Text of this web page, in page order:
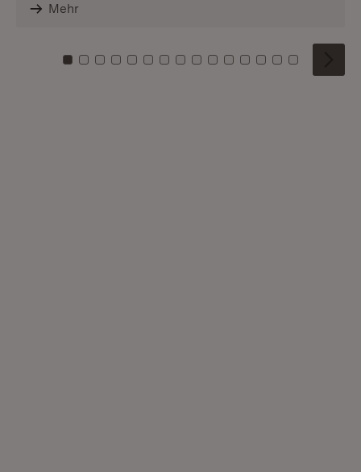
Mehr
Zu Kachel: 0
Zu Kachel: 1
Zu Kachel: 2
Zu Kachel: 3
Zu Kachel: 4
Zu Kachel: 5
Zu Kachel: 6
Zu Kachel: 7
Zu Kachel: 8
Zu Kachel: 9
Zu Kachel: 10
Zu Kachel: 11
Zu Kachel: 12
Zu Kachel:
Zu